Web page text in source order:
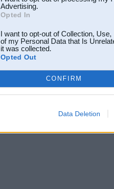
Advertising.
Opted In
I want to opt-out of Collection,
of my Personal Data that Is
it was collected.
Opted Out
CONFIRM
Data Deletion